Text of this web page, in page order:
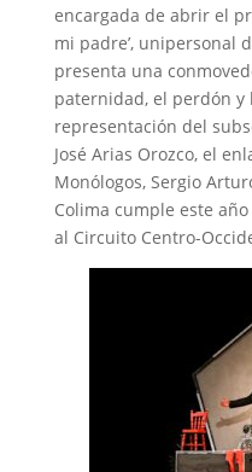
encargada de abrir el
mi padre’, unipersonal
presenta una
paternidad, el perdón y
representación del
José Arias Orozco, el
Monólogos, Sergio
Colima cumple este
al Circuito Centro-